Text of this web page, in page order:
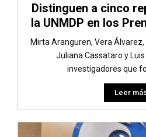
Distinguen a cinco
la UNMDP en los
Mirta Aranguren, Vera
Juliana Cassataro y
investigadores que
Leer